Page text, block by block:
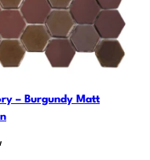
– Burgundy Matt